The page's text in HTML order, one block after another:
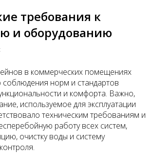
требования к
и оборудованию
в коммерческих помещениях
соблюдения норм и стандартов
и комфорта. Важно,
используемое для эксплуатации
техническим требованиям и
работу всех систем,
очистку воды и систему